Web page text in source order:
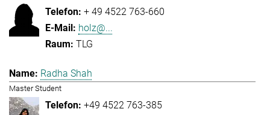
+ 49 4522 763-660
holz@...
TLG
Radha Shah
Master Student
+49 4522 763-385